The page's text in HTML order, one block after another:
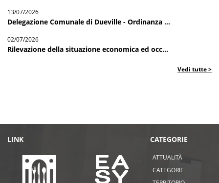
13/07/2026
Delegazione Comunale di Dueville - Ordinanza ...
02/07/2026
Rilevazione della situazione economica ed occ...
Vedi tutte >
LINK CATEGORIE
ATTUALITÀ
CATEGORIE